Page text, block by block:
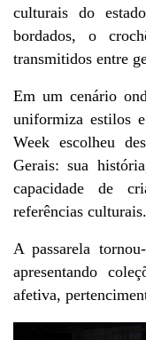
culturais do
bordados, o
transmitidos entre
Em um cenário
uniformiza estilos
Week escolheu
Gerais: sua
capacidade de
referências culturais.
A passarela
apresentando
afetiva,